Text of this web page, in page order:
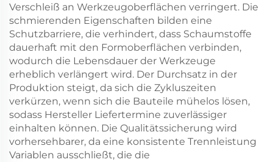
Verschleiß an Werkzeugoberflächen verringert. Die
schmierenden Eigenschaften bilden eine
Schutzbarriere, die verhindert, dass Schaumstoffe
dauerhaft mit den Formoberflächen verbinden,
wodurch die Lebensdauer der Werkzeuge
erheblich verlängert wird. Der Durchsatz in der
Produktion steigt, da sich die Zykluszeiten
verkürzen, wenn sich die Bauteile mühelos lösen,
sodass Hersteller Liefertermine zuverlässiger
einhalten können. Die Qualitätssicherung wird
vorhersehbarer, da eine konsistente Trennleistung
Variablen ausschließt, die die